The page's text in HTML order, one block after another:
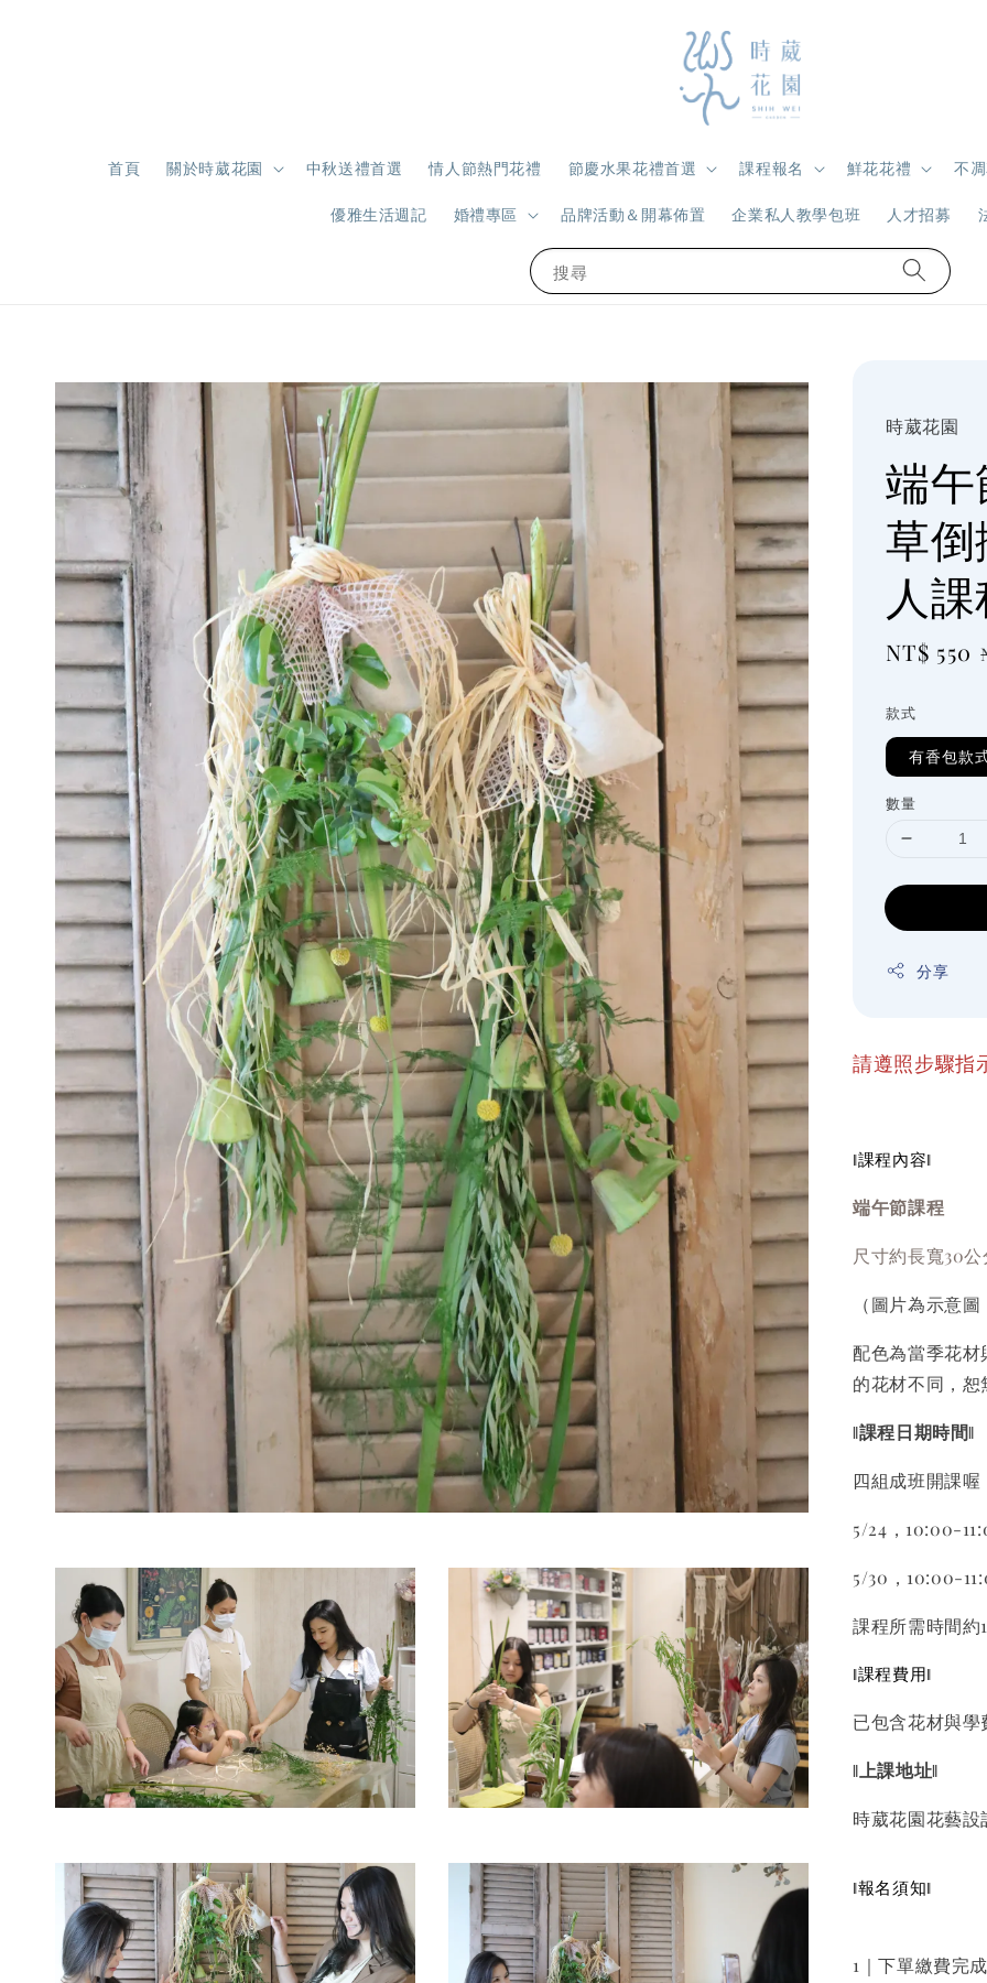
搜尋
首頁 關於時葳花園 中秋送禮首選 情人節熱門花禮 節慶水果花禮首選 課程報名 鮮花花禮 不
優雅生活週記 婚禮專區 品牌活動＆開幕佈置 企業私人教學包班 人才招募
時葳花園
端
草
人
Sale
NT$ 550
款式
有香包款
數量
分享
請遵照步驟指
ǁ課程內容ǁ
端午節課程
尺寸約長寬30
（圖片為示意
配色為當季花
的花材不同，
ǁ課程日期時間ǁ
四組成班開課喔
5/24，10:00-
5/30，10:00-
課程所需時間約
ǁ課程費用ǁ
已包含花材與學
ǁ上課地址ǁ
時葳花園花藝設
ǁ報名須知ǁ
1｜下單繳費完